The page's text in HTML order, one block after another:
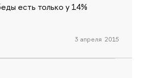
есть только у 14%
3 апреля 2015